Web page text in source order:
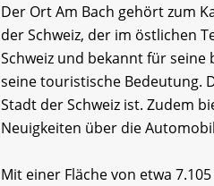
Der Ort Am Bach gehört zum
der Schweiz, der im östlichen
Schweiz und bekannt für
seine touristische Bedeutung.
Stadt der Schweiz ist. Zudem
Neuigkeiten über die
Mit einer Fläche von etwa